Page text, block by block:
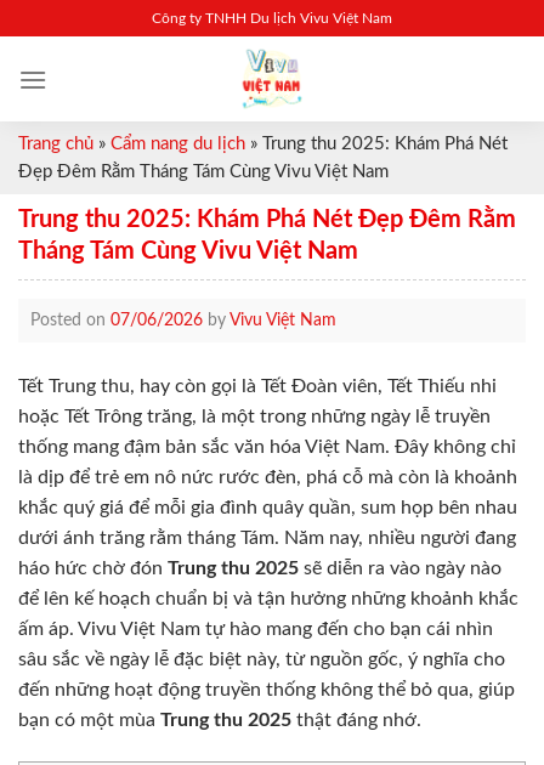
content
Công ty TNHH Du lịch Vivu Việt Nam
Trang chủ » Cẩm nang du lịch »
Trung thu 2025: Khám Phá Nét
Đẹp Đêm Rằm Tháng Tám Cùng Vivu Việt Nam
Trung thu 2025: Khám Phá Nét Đẹp Đêm Rằm
Tháng Tám Cùng Vivu Việt Nam
Posted on 07/06/2026 by Vivu Việt Nam
Tết Trung thu, hay còn gọi là Tết Đoàn viên, Tết Thiếu nhi
hoặc Tết Trông trăng, là một trong những ngày lễ truyền
thống mang đậm bản sắc văn hóa Việt Nam. Đây không chỉ
là dịp để trẻ em nô nức rước đèn, phá cỗ mà còn là khoảnh
khắc quý giá để mỗi gia đình quây quần, sum họp bên nhau
dưới ánh trăng rằm tháng Tám. Năm nay, nhiều người đang
háo hức chờ đón Trung thu 2025 sẽ diễn ra vào ngày nào
để lên kế hoạch chuẩn bị và tận hưởng những khoảnh khắc
ấm áp. Vivu Việt Nam tự hào mang đến cho bạn cái nhìn
sâu sắc về ngày lễ đặc biệt này, từ nguồn gốc, ý nghĩa cho
đến những hoạt động truyền thống không thể bỏ qua, giúp
bạn có một mùa Trung thu 2025 thật đáng nhớ.